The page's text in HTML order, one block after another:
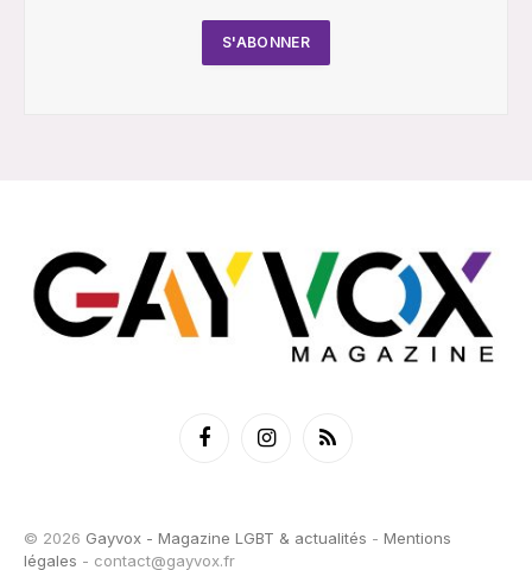
FacebookInstagramRSS
© 2026 Gayvox - Magazine LGBT & actualités - Mentions
légales - contact@gayvox.fr